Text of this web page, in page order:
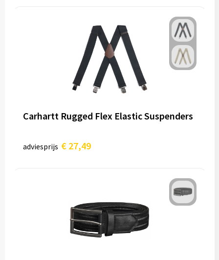
Carhartt Rugged Flex Elastic Suspenders
adviesprijs € 27,49